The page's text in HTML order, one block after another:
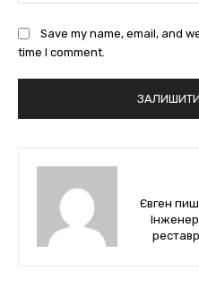
Save my name, email, and
time I comment.
Євген